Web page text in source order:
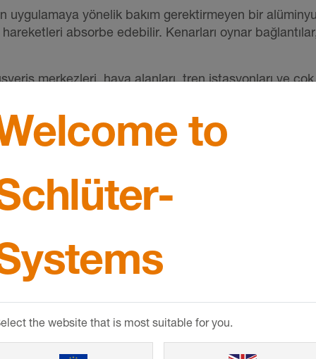
yönelik bakım gerektirmeyen bir
absorbe edebilir. Kenarları oynar
merkezleri, hava alanları, tren istasyonları ve çok
araç trafiğine maruz kalan zeminlerde dahi
üretilmiş duvar ve tavan yüzeylerine veya sıva veya
Referanslar
to
the website that is most suitable for you.